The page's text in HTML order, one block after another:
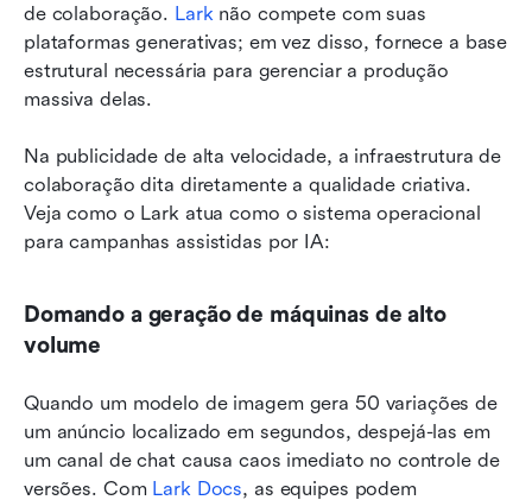
de colaboração. Lark não compete com suas
plataformas generativas; em vez disso, fornece a base
estrutural necessária para gerenciar a produção
massiva delas.
Na publicidade de alta velocidade, a infraestrutura de
colaboração dita diretamente a qualidade criativa.
Veja como o Lark atua como o sistema operacional
para campanhas assistidas por IA:
Domando a geração de máquinas de alto
volume
Quando um modelo de imagem gera 50 variações de
um anúncio localizado em segundos, despejá-las em
um canal de chat causa caos imediato no controle de
versões. Com Lark Docs, as equipes podem